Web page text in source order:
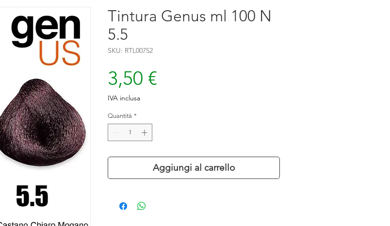
Tintura Genus ml 100 N
5.5
SKU: RTL00752
3,50 €
IVA inclusa
Quantità *
Aggiungi al carrello